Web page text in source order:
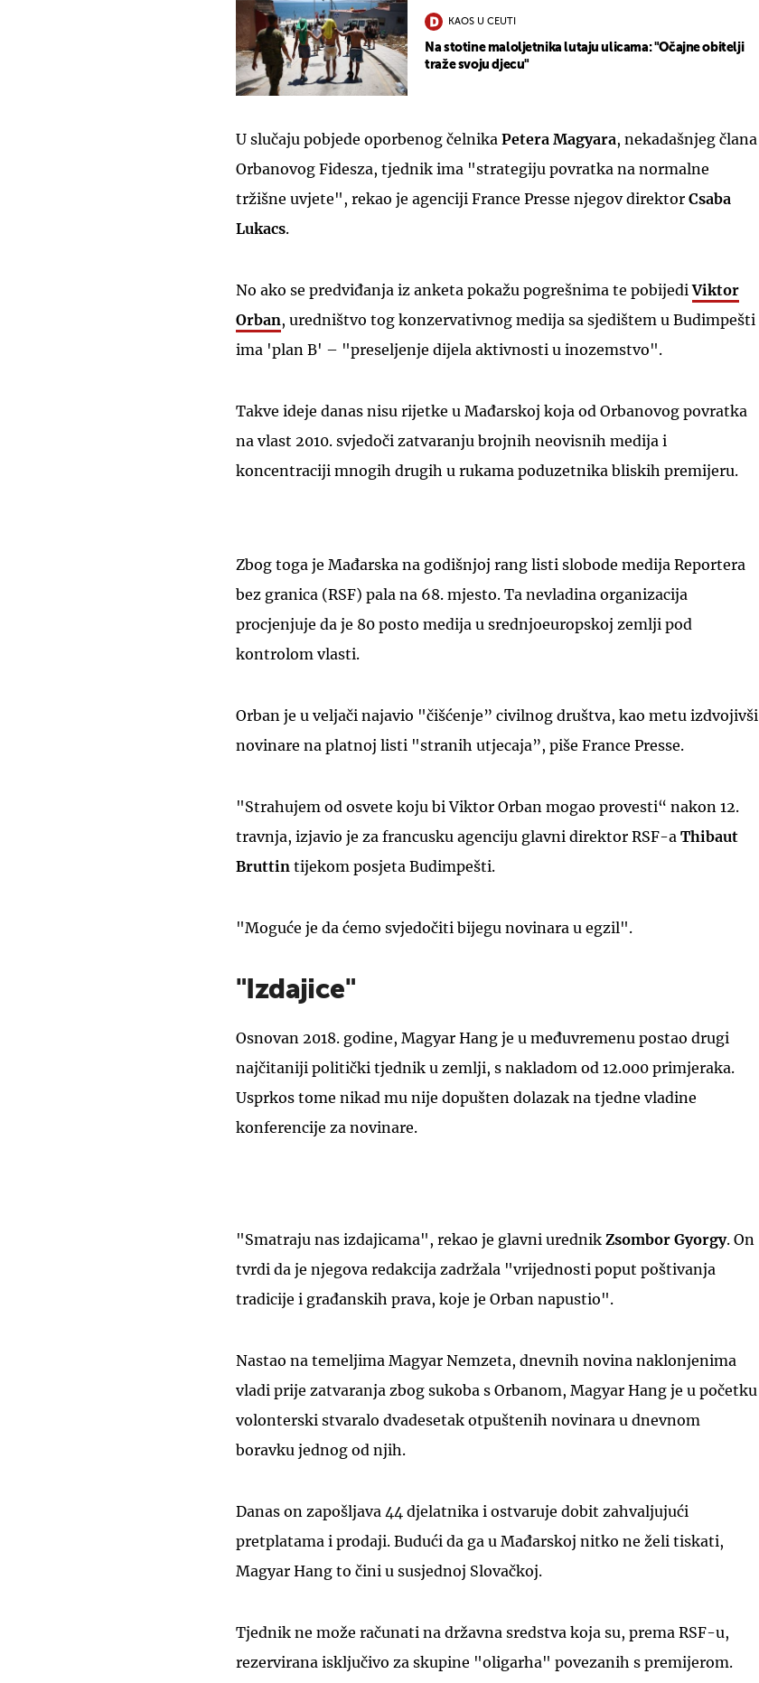
KAOS U CEUTI
Na stotine maloljetnika lutaju ulicama: "Očajne obitelji
traže svoju djecu"
U slučaju pobjede oporbenog čelnika Petera Magyara, nekadašnjeg člana
Orbanovog Fidesza, tjednik ima "strategiju povratka na normalne
tržišne uvjete", rekao je agenciji France Presse njegov direktor Csaba
Lukacs.
No ako se predviđanja iz anketa pokažu pogrešnima te pobijediViktor
Orban, uredništvo tog konzervativnog medija sa sjedištem u Budimpešti
ima 'plan B' – "preseljenje dijela aktivnosti u inozemstvo".
Takve ideje danas nisu rijetke u Mađarskoj koja od Orbanovog povratka
na vlast 2010. svjedoči zatvaranju brojnih neovisnih medija i
koncentraciji mnogih drugih u rukama poduzetnika bliskih premijeru.
Zbog toga je Mađarska na godišnjoj rang listi slobode medija Reportera
bez granica (RSF) pala na 68. mjesto. Ta nevladina organizacija
procjenjuje da je 80 posto medija u srednjoeuropskoj zemlji pod
kontrolom vlasti.
Orban je u veljači najavio "čišćenje” civilnog društva, kao metu izdvojivši
novinare na platnoj listi "stranih utjecaja”, piše France Presse.
"Strahujem od osvete koju bi Viktor Orban mogao provesti“ nakon 12.
travnja, izjavio je za francusku agenciju glavni direktor RSF-a Thibaut
Bruttin tijekom posjeta Budimpešti.
"Moguće je da ćemo svjedočiti bijegu novinara u egzil".
"Izdajice"
Osnovan 2018. godine, Magyar Hang je u međuvremenu postao drugi
najčitaniji politički tjednik u zemlji, s nakladom od 12.000 primjeraka.
Usprkos tome nikad mu nije dopušten dolazak na tjedne vladine
konferencije za novinare.
"Smatraju nas izdajicama", rekao je glavni urednik Zsombor Gyorgy. On
tvrdi da je njegova redakcija zadržala "vrijednosti poput poštivanja
tradicije i građanskih prava, koje je Orban napustio".
Nastao na temeljima Magyar Nemzeta, dnevnih novina naklonjenima
vladi prije zatvaranja zbog sukoba s Orbanom, Magyar Hang je u početku
volonterski stvaralo dvadesetak otpuštenih novinara u dnevnom
boravku jednog od njih.
Danas on zapošljava 44 djelatnika i ostvaruje dobit zahvaljujući
pretplatama i prodaji. Budući da ga u Mađarskoj nitko ne želi tiskati,
Magyar Hang to čini u susjednoj Slovačkoj.
Tjednik ne može računati na državna sredstva koja su, prema RSF-u,
rezervirana isključivo za skupine "oligarha" povezanih s premijerom.
UKLJUČITE NOTIFIKACIJE